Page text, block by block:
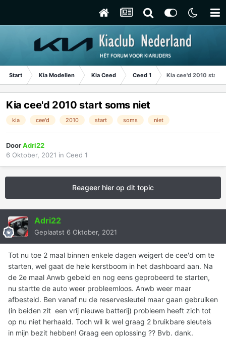
Start Kia Modellen Kia Ceed Ceed 1 Kia cee'd 2010 start
Kia cee'd 2010 start soms niet
kia cee'd 2010 start soms niet
DoorAdri22
6 Oktober, 2021 in Ceed 1
Reageer hier op dit topic
Adri22
Geplaatst 6 Oktober, 2021
Tot nu toe 2 maal binnen enkele dagen weigert de cee'd om te
starten, wel gaat de hele kerstboom in het dashboard aan. Na
de 2e maal Anwb gebeld en nog eens geprobeerd te starten,
nu startte de auto weer probleemloos. Anwb weer maar
afbesteld. Ben vanaf nu de reservesleutel maar gaan gebruiken
(in beiden zit een vrij nieuwe batterij) probleem heeft zich tot
op nu niet herhaald. Toch wil ik wel graag 2 bruikbare sleutels
in mijn bezit hebben! Graag een oplossing ?? Bvb. dank.